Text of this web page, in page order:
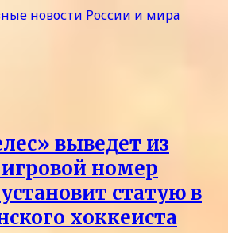
выведет из
номер
статую в
хоккеиста